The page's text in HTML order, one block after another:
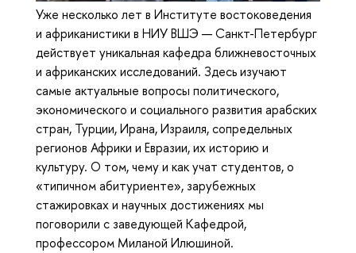
Уже несколько лет в Институте востоковедения
и африканистики в НИУ ВШЭ — Санкт-Петербург
действует уникальная кафедра ближневосточных
и африканских исследований. Здесь изучают
самые актуальные вопросы политического,
экономического и социального развития арабских
стран, Турции, Ирана, Израиля, сопредельных
регионов Африки и Евразии, их историю и
культуру. О том, чему и как учат студентов, о
«типичном абитуриенте», зарубежных
стажировках и научных достижениях мы
поговорили с заведующей Кафедрой,
профессором Миланой Илюшиной.